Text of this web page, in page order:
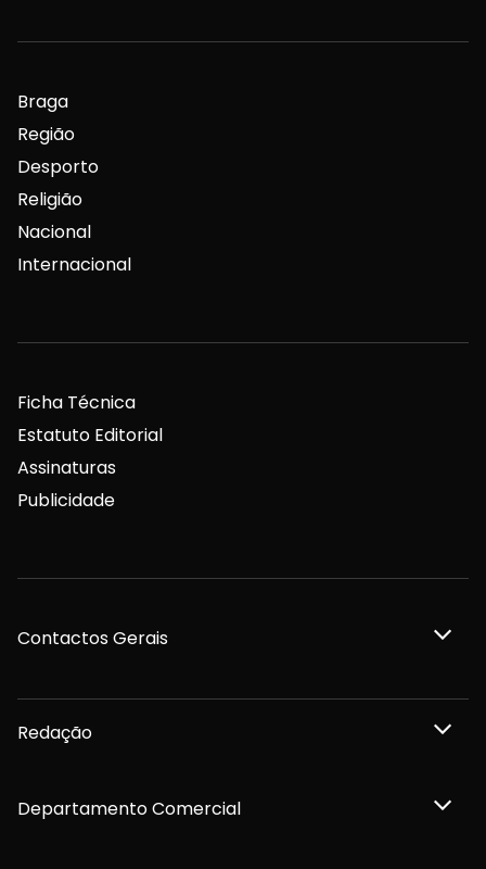
Braga
Região
Desporto
Religião
Nacional
Internacional
Ficha Técnica
Estatuto Editorial
Assinaturas
Publicidade
Contactos Gerais
Redação
Departamento Comercial